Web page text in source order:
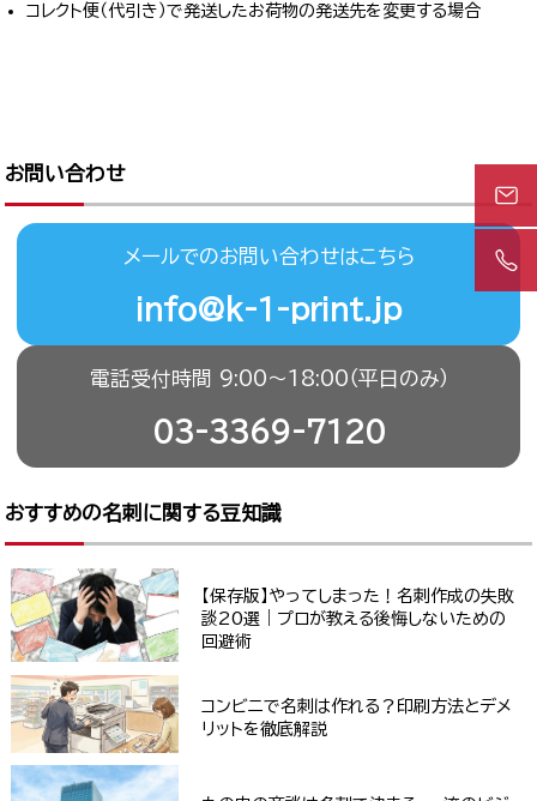
コレクト便（代引き）で発送したお荷物の発送先を変更する場合
お問い合わせ
メールでのお問い合わせはこちら
info@k-1-print.jp
電話受付時間 9:00〜18:00（平日のみ）
03-3369-7120
おすすめの名刺に関する豆知識
【保存版】やってしまった！名刺作成の失敗
談20選｜プロが教える後悔しないための
回避術
コンビニで名刺は作れる？印刷方法とデメ
リットを徹底解説